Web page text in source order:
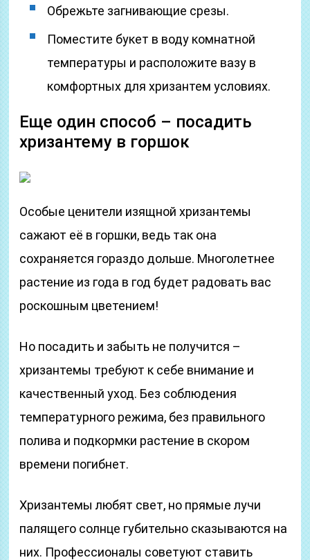
Обрежьте загнивающие срезы.
Поместите букет в воду комнатной
температуры и расположите вазу в
комфортных для хризантем условиях.
Еще один способ – посадить
хризантему в горшок
Особые ценители изящной хризантемы
сажают её в горшки, ведь так она
сохраняется гораздо дольше. Многолетнее
растение из года в год будет радовать вас
роскошным цветением!
Но посадить и забыть не получится –
хризантемы требуют к себе внимание и
качественный уход. Без соблюдения
температурного режима, без правильного
полива и подкормки растение в скором
времени погибнет.
Хризантемы любят свет, но прямые лучи
палящего солнце губительно сказываются на
них. Профессионалы советуют ставить